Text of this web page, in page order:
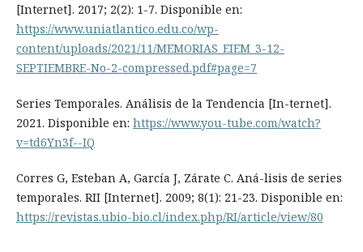
[Internet]. 2017; 2(2): 1-7. Disponible en:
https://www.uniatlantico.edu.co/wp-
content/uploads/2021/11/MEMORIAS_EIEM_3-12-
SEPTIEMBRE-No-2-compressed.pdf#page=7
Series Temporales. Análisis de la Tendencia [In-ternet].
2021. Disponible en: https://www.you-tube.com/watch?
v=td6Yn3f--IQ
Corres G, Esteban A, García J, Zárate C. Aná-lisis de series
temporales. RII [Internet]. 2009; 8(1): 21-23. Disponible en:
https://revistas.ubio-bio.cl/index.php/RI/article/view/80